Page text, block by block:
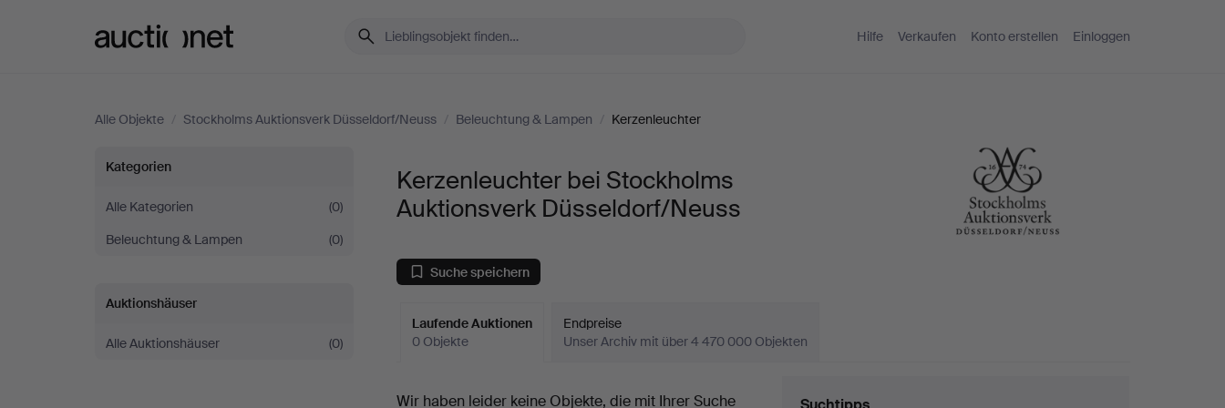
Hilfe Verkaufen Konto erstellen Einloggen
Alle Objekte / Stockholms Auktionsverk Düsseldorf/Neuss / Beleuchtung & Lampen / Kerzenleuchter
Kerzenleuchter
bei
Stockholms
Auktionsverk
Düsseldorf/Neuss
Kategorien
Alle Kategorien
(0)
Beleuchtung & Lampen
(0)
Auktionshäuser
Alle Auktionshäuser (0)
Kerzenleuchter bei Stockholms
Auktionsverk Düsseldorf/Neuss
Suche speichern
Laufende Auktionen
0 Objekte
Endpreise
Unser Archiv mit über 4 470 000 Objekten
Laufende
Wir haben leider keine Objekte, die mit Ihrer Suche